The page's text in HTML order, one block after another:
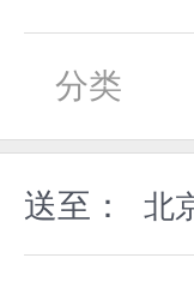
分类
送至： 北